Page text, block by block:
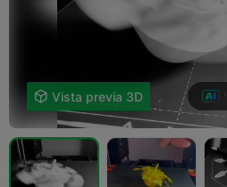
 Vista previa 3D